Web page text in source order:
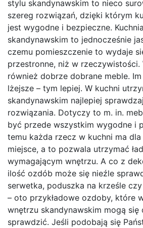
stylu skandynawskim to nieco
szereg rozwiązań, dzięki którym
jest wygodne i bezpieczne.
skandynawskim to jednocześnie
czemu pomieszczenie to wydaje
przestronne, niż w rzeczywistości.
również dobrze dobrane meble.
lżejsze – tym lepiej. W kuchni
skandynawskim najlepiej
rozwiązania. Dotyczy to m. in.
być przede wszystkim wygodne i
temu każda rzecz w kuchni ma
miejsce, a to pozwala utrzymać
wymagającym wnętrzu. A co z
ilość ozdób może się nieźle
serwetka, poduszka na krześle
– oto przykładowe ozdoby, które
wnętrzu skandynawskim mogą się
sprawdzić. Jeśli podobają się